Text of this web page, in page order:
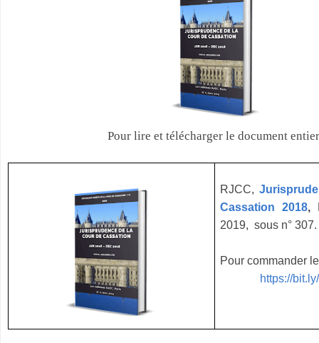
Pour lire et télécharger le document
RJCC,
Cassation 2018,
2019, sous n°
Pour commander
https://